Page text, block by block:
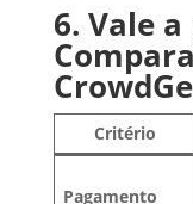
6. Vale a
Critério
Pagamento